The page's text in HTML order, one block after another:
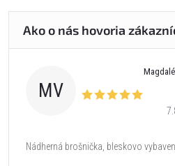
MV
Nádherná brošnička, bleskovo